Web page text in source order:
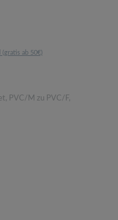
Preis:
ab 50€)